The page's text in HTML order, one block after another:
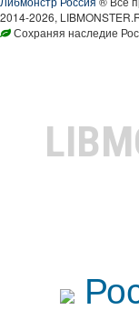
2014-2026,
Сохраняя наследие